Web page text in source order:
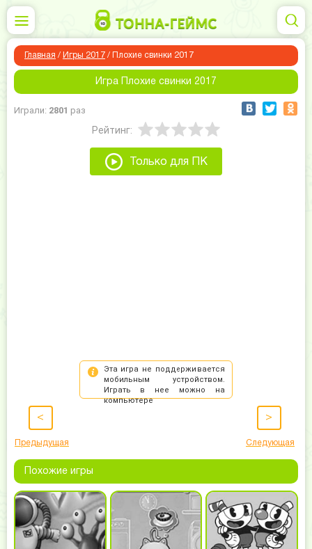
Главная / Игры 2017 / Плохие свинки 2017
Игра Плохие свинки 2017
Играли: 2801 раз
Рейтинг:
Только для ПК
<
Предыдущая
>
Следующая
Похожие игры